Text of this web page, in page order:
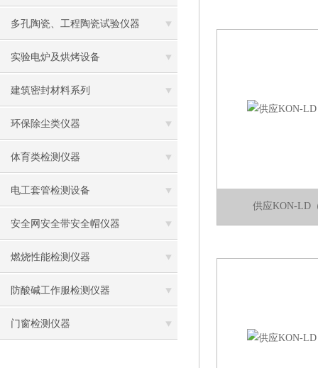
多孔陶瓷、工程陶瓷试验仪器
实验电炉及烘烤设备
建筑密封材料系列
环保除尘类仪器
体育类检测仪器
电工套管检测设备
安全网安全带安全帽仪器
燃烧性能检测仪器
防酸碱工作服检测仪器
门窗检测仪器
供应KON-LD